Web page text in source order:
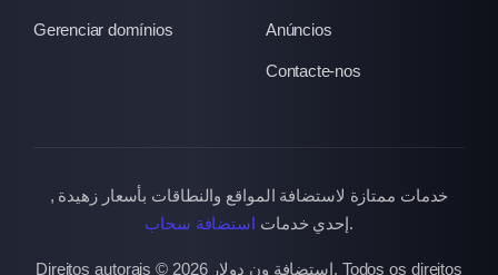
Gerenciar domínios Anúncios
Contacte-nos
خدمات ممتازة لاستضافة المواقع والنطاقات بأسعار زهيدة ,
إحدي خدمات استضافة سحاب .
Direitos autorais © 2026 استضافة ون دولار. Todos os direitos